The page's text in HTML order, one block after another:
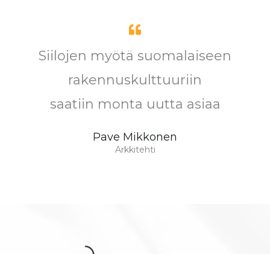
Siilojen myötä suomalaiseen
rakennuskulttuuriin
saatiin monta uutta asiaa
Pave Mikkonen
Arkkitehti